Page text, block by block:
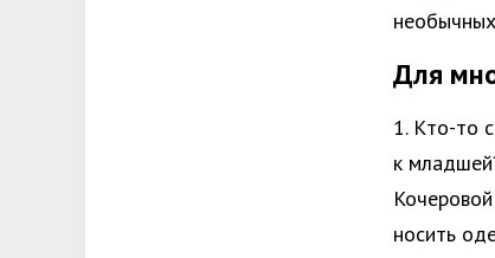
Для
1. Кто-то
к
носить